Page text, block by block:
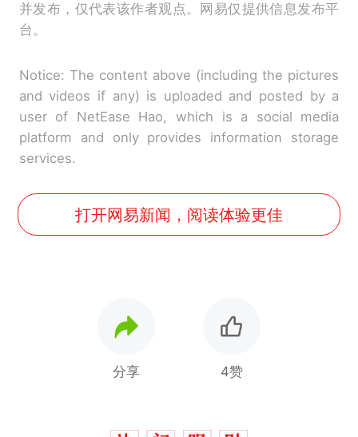
并发布，仅代表该作者观点。网易仅提供信息发布平
台。
Notice: The content above (including the pictures
and videos if any) is uploaded and posted by a
user of NetEase Hao, which is a social media
platform and only provides information storage
services.
打开网易新闻，阅读体验更佳
分享 4赞